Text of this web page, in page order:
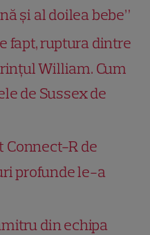
și al doilea bebe”
fapt, ruptura dintre
William. Cum
de Sussex de
Connect-R de
profunde le-a
din echipa